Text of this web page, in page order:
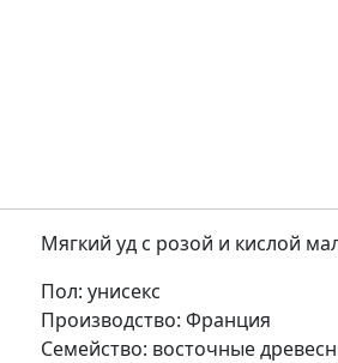
Мягкий уд с розой и кислой
Пол: унисекс
Производство: Франция
Семейство: восточные